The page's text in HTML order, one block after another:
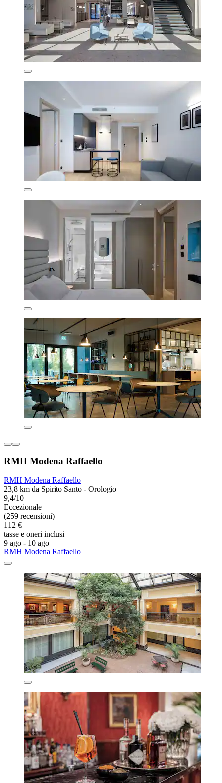
RMH Modena Raffaello
RMH Modena Raffaello
23,8 km da Spirito Santo - Orologio
9,4/10
Eccezionale
(259 recensioni)
112 €
tasse e oneri inclusi
9 ago - 10 ago
RMH Modena Raffaello